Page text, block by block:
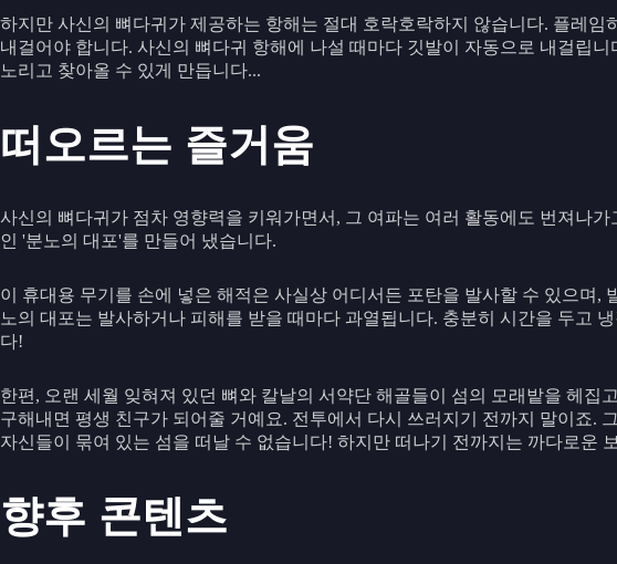
하지만 사신의 뼈다귀가 제공하는 항해는 절대 호락호락하지 않습니다. 플레
내걸어야 합니다. 사신의 뼈다귀 항해에 나설 때마다 깃발이 자동으로 내걸립
노리고 찾아올 수 있게 만듭니다...
떠오르는 즐거움
사신의 뼈다귀가 점차 영향력을 키워가면서, 그 여파는 여러 활동에도 번져나
인 '분노의 대포'를 만들어 냈습니다.
이 휴대용 무기를 손에 넣은 해적은 사실상 어디서든 포탄을 발사할 수 있으며
노의 대포는 발사하거나 피해를 받을 때마다 과열됩니다. 충분히 시간을 두고
다!
한편, 오랜 세월 잊혀져 있던 뼈와 칼날의 서약단 해골들이 섬의 모래밭을 헤
구해내면 평생 친구가 되어줄 거예요. 전투에서 다시 쓰러지기 전까지 말이죠.
자신들이 묶여 있는 섬을 떠날 수 없습니다! 하지만 떠나기 전까지는 까다로운
향후 콘텐츠